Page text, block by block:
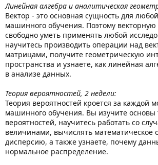
Линейная алгебра и аналитическая
Вектор - это основная сущность для
машинного обучения. Поэтому векторную
свободно уметь применять любой
научитесь производить операции над
матрицами, получите геометрическую
пространства и узнаете, как линейная
в анализе данных.
Теория вероятностей, 2 недели:
Теория вероятностей кроется за каждой
машинного обучения. Вы изучите основы
вероятностей, научитесь работать со
величинами, вычислять математическое
дисперсию, а также узнаете, почему
нормальное распределение.